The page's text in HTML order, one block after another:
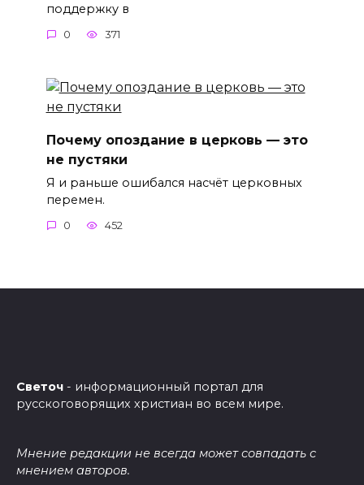
поддержку в
0 371
Почему опоздание в церковь — это
не пустяки
Я и раньше ошибался насчёт церковных
перемен.
0 452
Светоч - информационный портал для
русскоговорящих христиан во всем мире.
Мнение редакции не всегда может совпадать с
мнением авторов.